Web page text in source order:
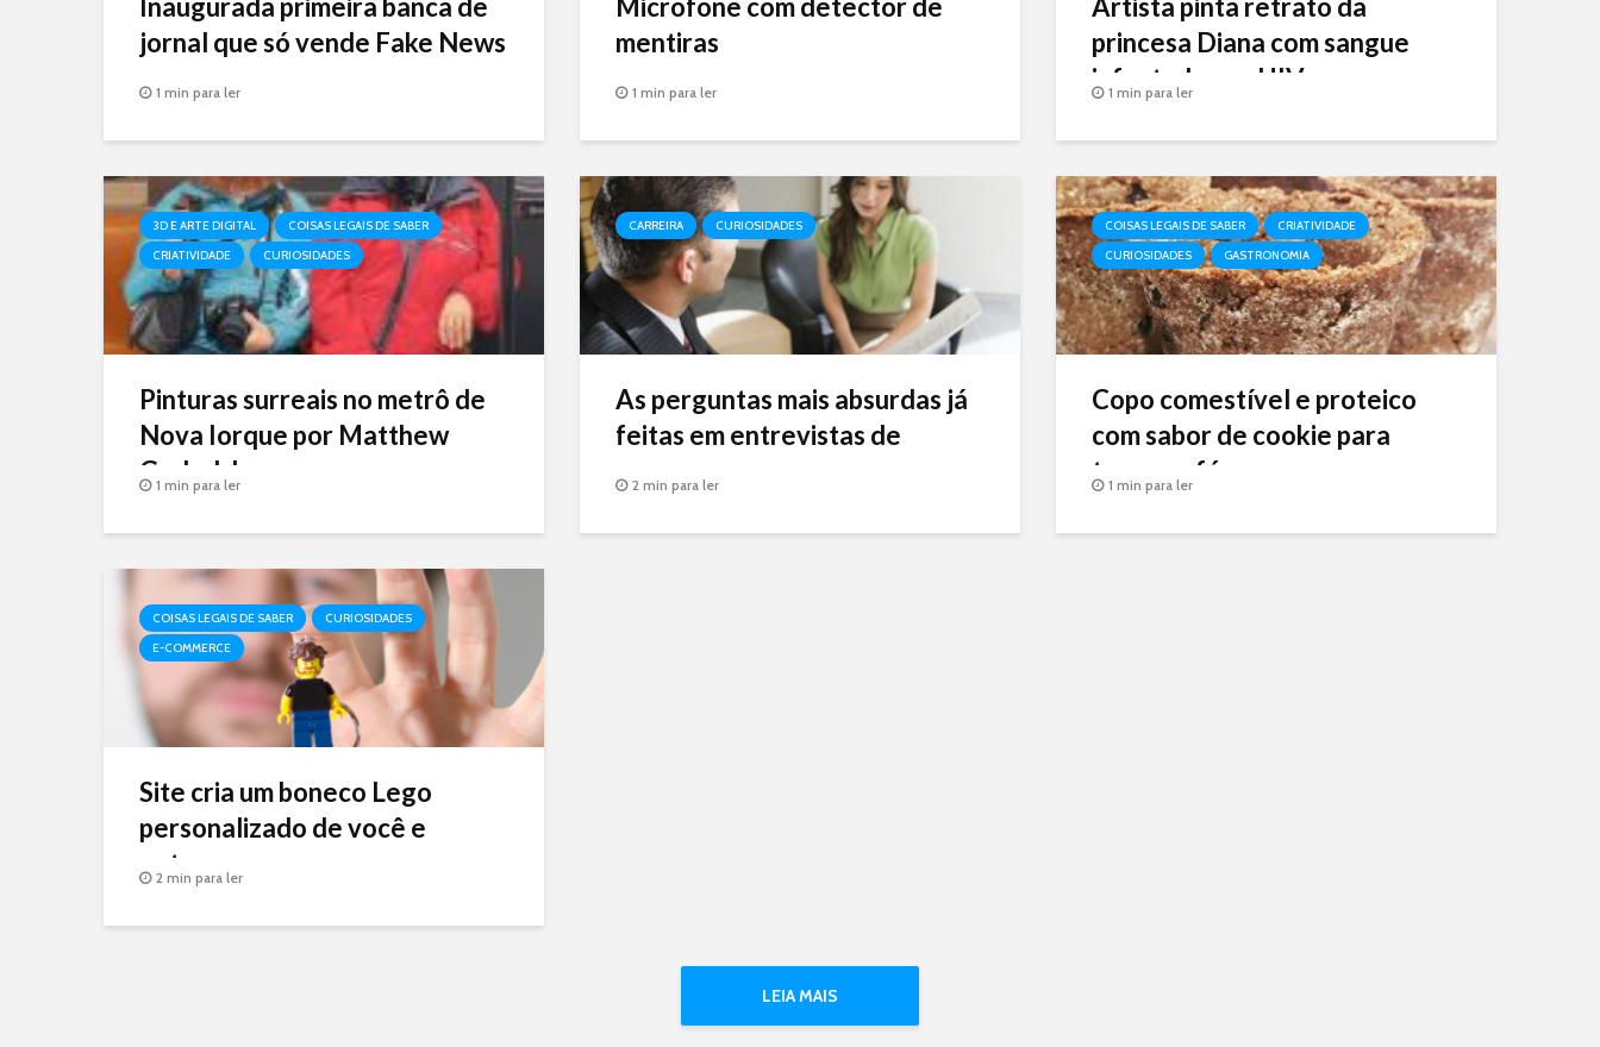
Inaugurada primeira banca de
jornal que só vende Fake News
1 min para ler
Microfone com detector de
mentiras
1 min para ler
Artista pinta retrato da
princesa Diana com sangue
infectado por HIV
1 min para ler
3D E ARTE DIGITAL
COISAS LEGAIS DE SABER
CRIATIVIDADE
CURIOSIDADES
Pinturas surreais no metrô de
Nova Iorque por Matthew
Grabelsky
1 min para ler
CARREIRA CURIOSIDADES
As perguntas mais absurdas já
feitas em entrevistas de
emprego
2 min para ler
COISAS LEGAIS DE SABER
CRIATIVIDADE
CURIOSIDADES
GASTRONOMIA
Copo comestível e proteico
com sabor de cookie para
tomar café
1 min para ler
COISAS LEGAIS DE SABER
CURIOSIDADES
E-COMMERCE
Site cria um boneco Lego
personalizado de você e
entrega na sua casa
2 min para ler
LEIA MAIS